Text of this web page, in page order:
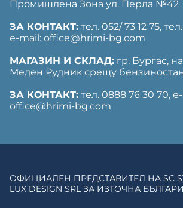
Промишлена Зона ул. Перла №42
ЗА КОНТАКТ: тел. 052/ 73 12 75,
е-mail: office@hrimi-bg.com
МАГАЗИН И СКЛАД: гр. Бургас,
Меден Рудник срещу
ЗА КОНТАКТ: тел. 0888 76 30 70,
office@hrimi-bg.com
ОФИЦИАЛЕН ПРЕДСТАВИТЕЛ НА SC
LUX DESIGN SRL ЗА ИЗТОЧНА